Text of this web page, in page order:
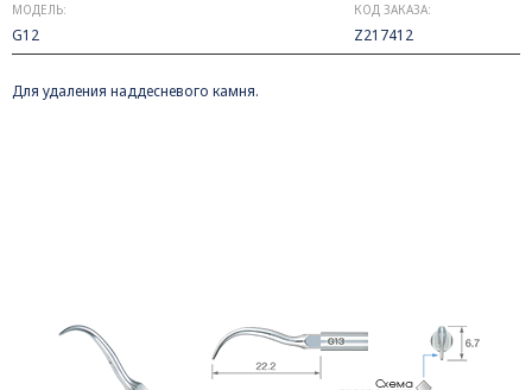
МОДЕЛЬ:
G12
КОД ЗАКАЗА:
Z217412
Для удаления наддесневого камня.